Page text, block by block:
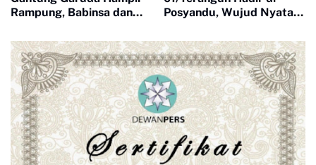
Rampung, Babinsa dan
Posyandu, Wujud Nyata
Kesehatan Masyarakat